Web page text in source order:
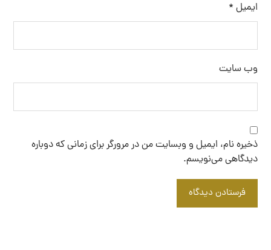
ایمیل *
وب‌ سایت
ذخیره نام، ایمیل و وبسایت من در مرورگر برای زمانی که دوباره
دیدگاهی می‌نویسم.
فرستادن دیدگاه